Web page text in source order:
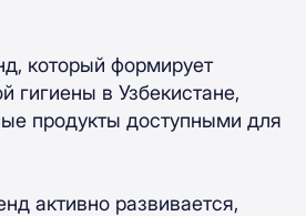
который формирует
гигиены в Узбекистане,
продукты доступными для
активно развивается,